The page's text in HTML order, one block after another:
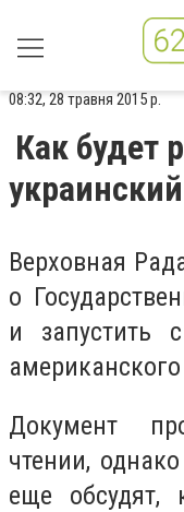
08:32, 28 травня 2015 р.
Как будет
Верховная
о
и запустить
Документ
чтении,
еще обсудят,